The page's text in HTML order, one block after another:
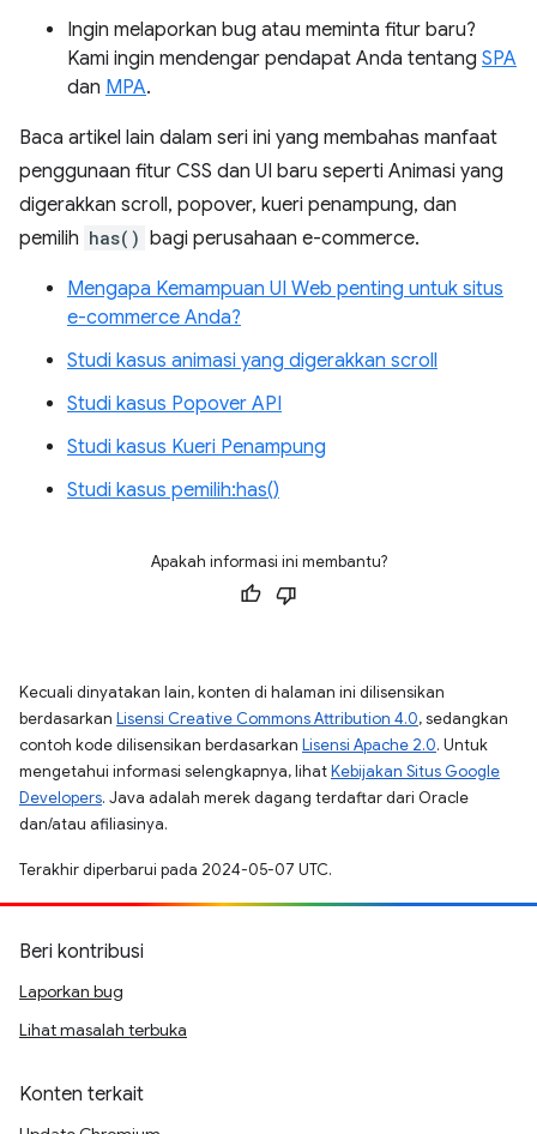
Ingin melaporkan bug atau meminta fitur baru?
Kami ingin mendengar pendapat Anda tentang SPA
dan MPA.
Baca artikel lain dalam seri ini yang membahas manfaat
penggunaan fitur CSS dan UI baru seperti Animasi yang
digerakkan scroll, popover, kueri penampung, dan
pemilih has() bagi perusahaan e-commerce.
Mengapa Kemampuan UI Web penting untuk situs
e-commerce Anda?
Studi kasus animasi yang digerakkan scroll
Studi kasus Popover API
Studi kasus Kueri Penampung
Studi kasus pemilih:has()
Apakah informasi ini membantu?
Kecuali dinyatakan lain, konten di halaman ini dilisensikan
berdasarkan Lisensi Creative Commons Attribution 4.0, sedangkan
contoh kode dilisensikan berdasarkan Lisensi Apache 2.0. Untuk
mengetahui informasi selengkapnya, lihatKebijakan Situs Google
Developers. Java adalah merek dagang terdaftar dari Oracle
dan/atau afiliasinya.
Terakhir diperbarui pada 2024-05-07 UTC.
Beri kontribusi
Laporkan bug
Lihat masalah terbuka
Konten terkait